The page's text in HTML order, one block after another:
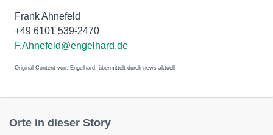
Frank Ahnefeld
+49 6101 539-2470
F.Ahnefeld@engelhard.de
Original-Content von: Engelhard, übermittelt durch news aktuell
Orte in dieser Story